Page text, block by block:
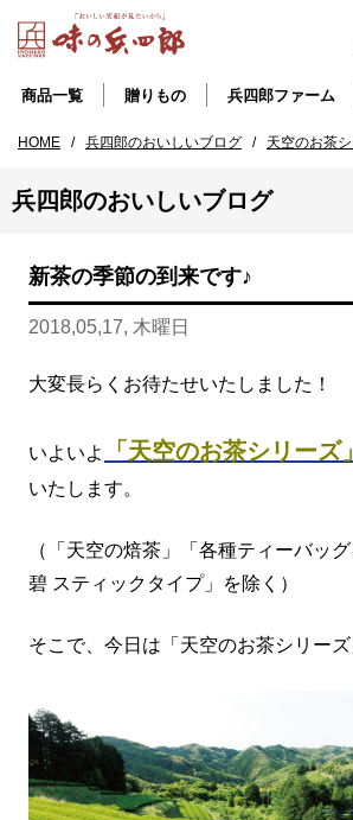
商品一覧 贈りもの 兵四郎ファーム
HOME / 兵四郎のおいしいブログ / 天空のお茶
兵四郎のおいしいブログ
新茶の季節の到来です♪
2018,05,17, 木曜日
大変長らくお待たせいたしました！
いよいよ 「天空のお茶シリーズ」
いたします。
（「天空の焙茶」「各種ティーバッ
碧 スティックタイプ」を除く）
そこで、今日は「天空のお茶シリー